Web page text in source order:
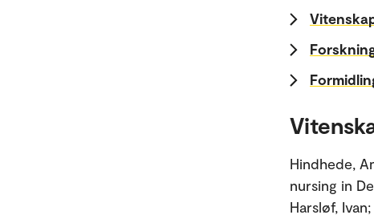
Hindhede,
nursing in
Harsløf,